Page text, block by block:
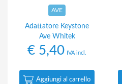
AVE
Adattatore Keystone
Ave Whitek
€ 5,40 IVA incl.
Aggiungi al carrello